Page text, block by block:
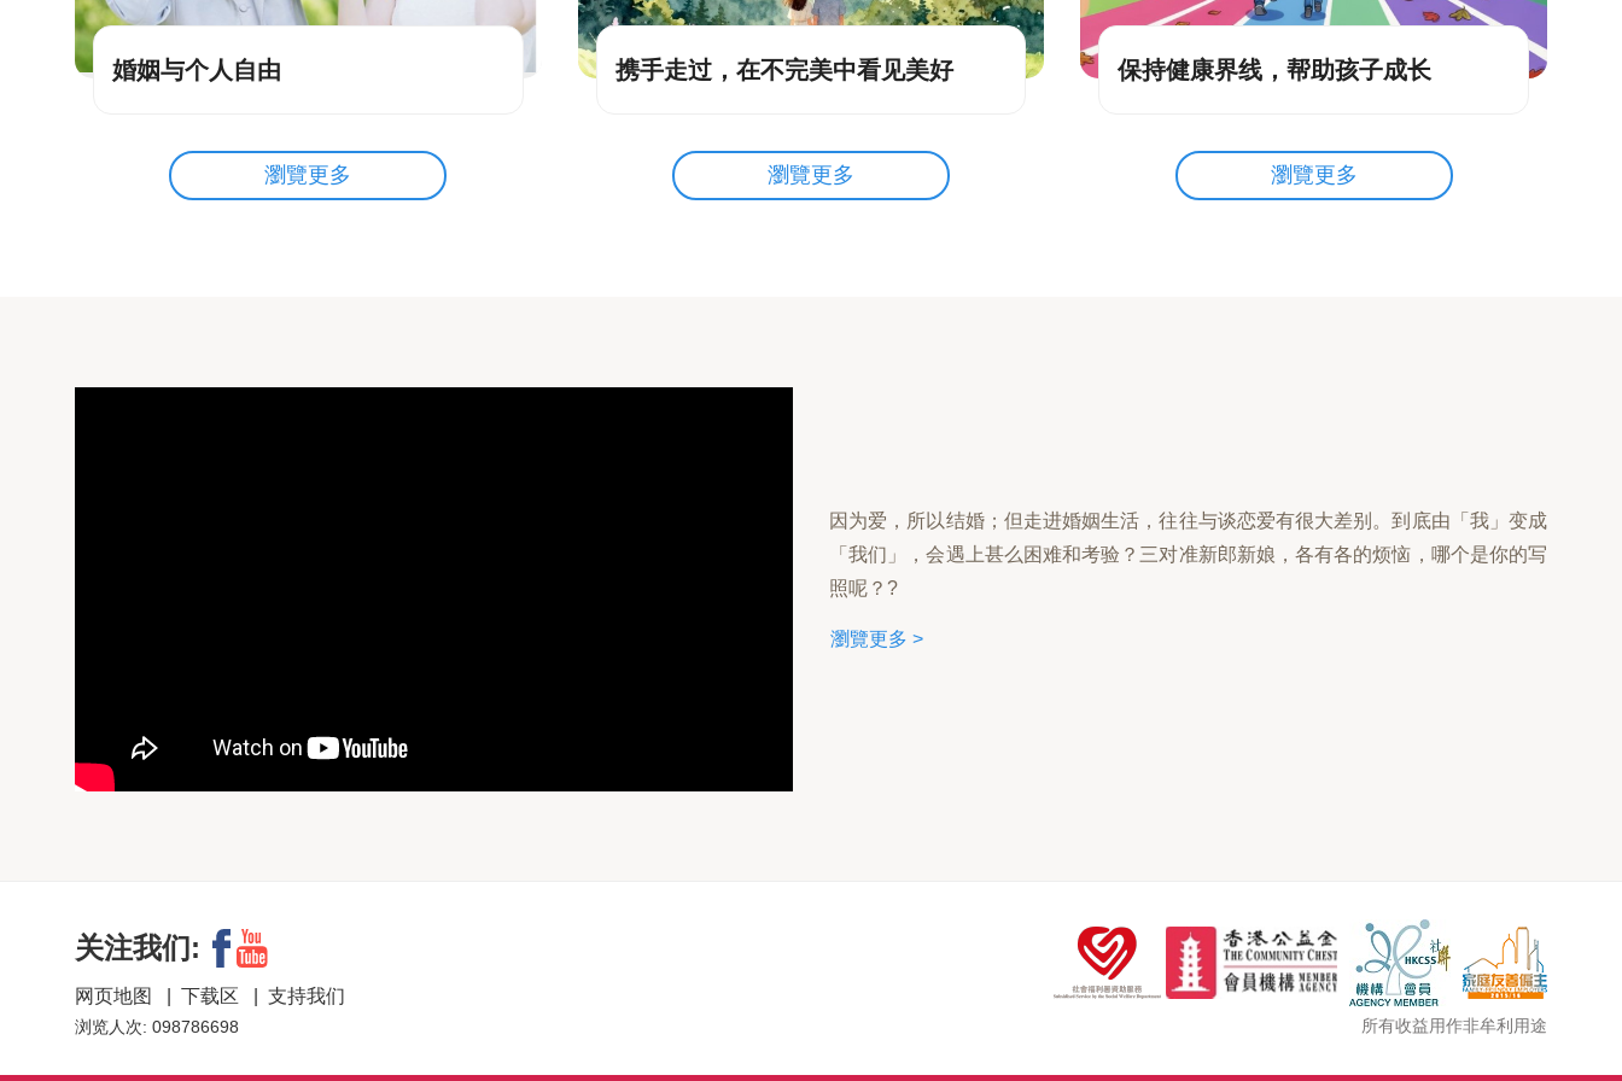
婚姻与个人自由
瀏覽更多
携手走过，在不完美中看见美好
瀏覽更多
保持健康界线，帮助孩子成长
瀏覽更多
因为爱，所以结婚；但走进婚姻生活，往往与谈恋爱有很大差别。到底由「我」变成
「我们」，会遇上甚么困难和考验？三对准新郎新娘，各有各的烦恼，哪个是你的写
照呢？?
瀏覽更多 >
所有收益用作非牟利用途
关注我们:
网页地图 下载区 支持我们
浏览人次: 098786698